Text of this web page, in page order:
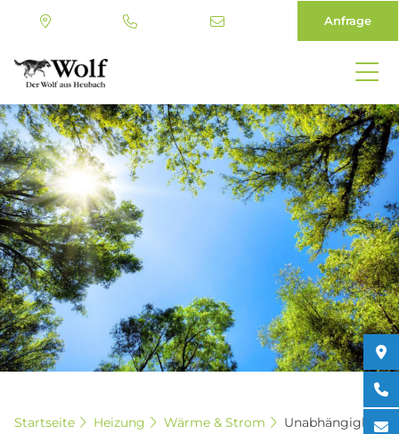
Direkt
zum
Inhalt
Anfrage
Startseite Heizung Wärme & Strom Unabhängigkeit